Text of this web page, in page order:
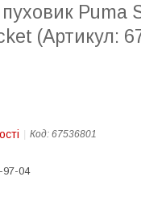
Puma
(Артикул:
Код: 67536801
97-04